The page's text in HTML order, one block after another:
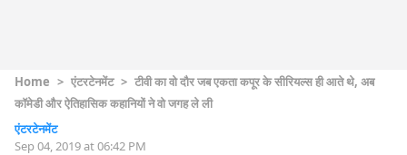
Home > एंटरटेनमेंट > टीवी का वो दौर जब एकता कपूर के सीरियल्स ही आते थे, अब
कॉमेडी और ऐतिहासिक कहानियों ने वो जगह ले ली
एंटरटेनमेंट
Sep 04, 2019 at 06:42 PM